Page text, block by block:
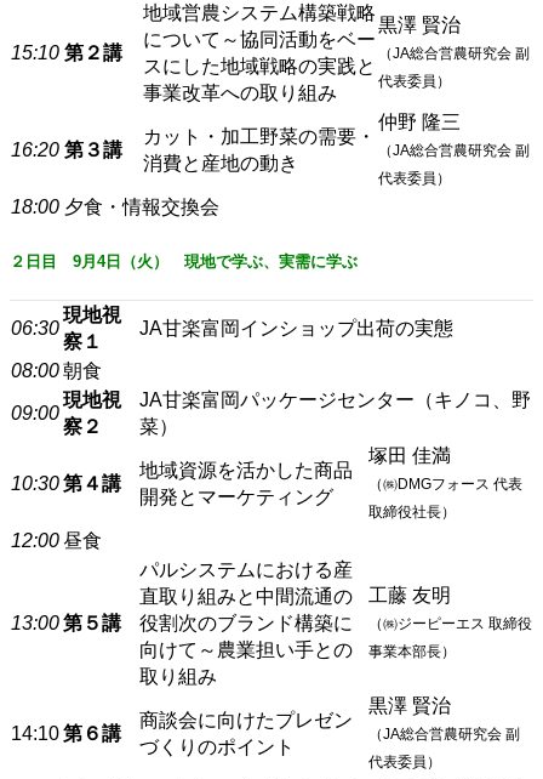
15:10 第２講
地域営農システム構築戦略
について～協同活動をベー
スにした地域戦略の実践と
事業改革への取り組み
黒澤 賢治
（JA総合営農研究会 副
代表委員）
16:20 第３講
カット・加工野菜の需要・
消費と産地の動き
仲野 隆三
（JA総合営農研究会 副
代表委員）
18:00 夕食・情報交換会
２日目 9月4日（火） 現地で学ぶ、実需に学ぶ
06:30
現地視
察１
JA甘楽富岡インショップ出荷の実態
08:00朝食
09:00
現地視
察２
JA甘楽富岡パッケージセンター（キノコ、野
菜）
10:30第４講
地域資源を活かした商品
開発とマーケティング
塚田 佳満
（㈱DMGフォース 代表
取締役社長）
12:00昼食
13:00第５講
パルシステムにおける産
直取り組みと中間流通の
役割次のブランド構築に
向けて～農業担い手との
取り組み
工藤 友明
（㈱ジーピーエス 取締役
事業本部長）
14:10第６講
商談会に向けたプレゼン
づくりのポイント
黒澤 賢治
（JA総合営農研究会 副
代表委員）